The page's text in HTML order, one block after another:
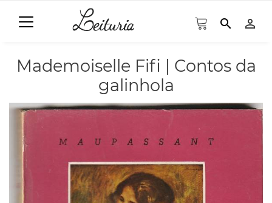
search person_outline
Mademoiselle Fifi | Contos da
galinhola